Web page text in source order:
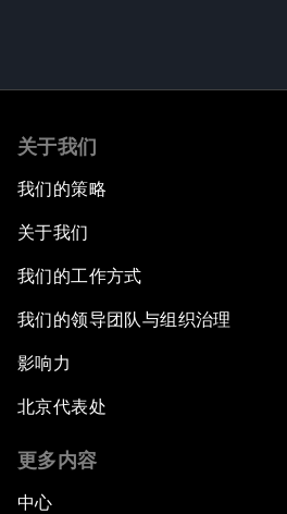
关于我们
我们的策略
关于我们
我们的工作方式
我们的领导团队与组织治理
影响力
北京代表处
更多内容
中心